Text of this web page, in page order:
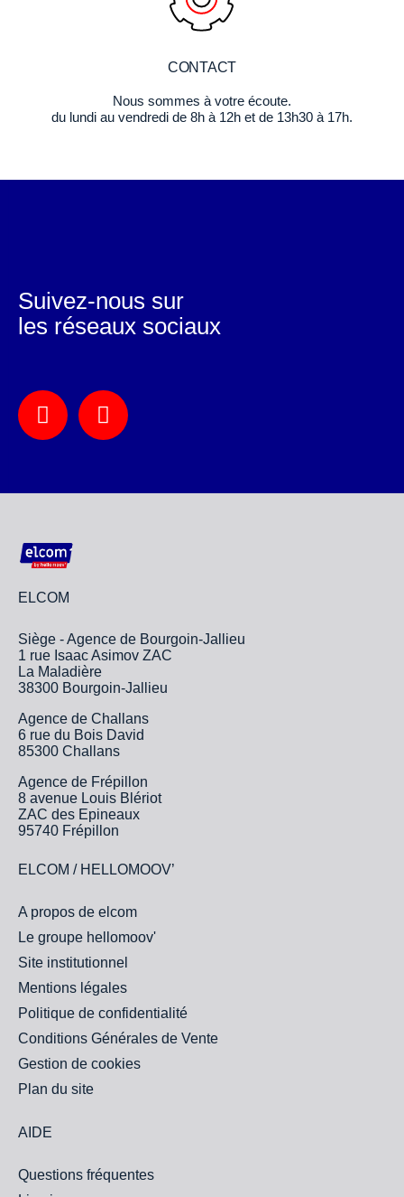
CONTACT
Nous sommes à votre écoute.
du lundi au vendredi de 8h à 12h et de 13h30 à 17h.
ELCOM
Siège - Agence de Bourgoin-Jallieu
1 rue Isaac Asimov ZAC
La Maladière
38300 Bourgoin-Jallieu
Agence de Challans
6 rue du Bois David
85300 Challans
Agence de Frépillon
8 avenue Louis Blériot
ZAC des Epineaux
95740 Frépillon
ELCOM / HELLOMOOV’
A propos de elcom
Le groupe hellomoov'
Site institutionnel
Mentions légales
Politique de confidentialité
Conditions Générales de Vente
Gestion de cookies
Plan du site
AIDE
Questions fréquentes
Suivez-nous sur
les réseaux sociaux